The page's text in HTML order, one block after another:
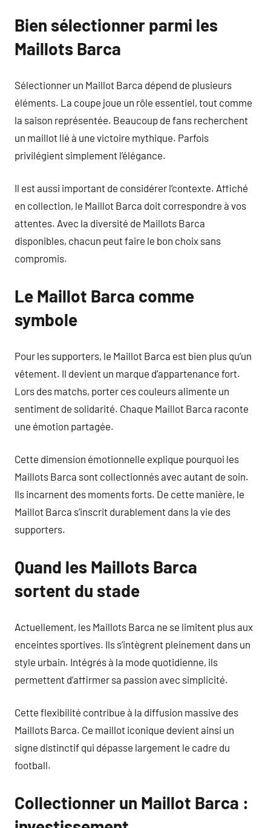
Bien sélectionner parmi les
Maillots Barca
Sélectionner un Maillot Barca dépend de plusieurs
éléments. La coupe joue un rôle essentiel, tout comme
la saison représentée. Beaucoup de fans recherchent
un maillot lié à une victoire mythique. Parfois
privilégient simplement l’élégance.
Il est aussi important de considérer l’contexte. Affiché
en collection, le Maillot Barca doit correspondre à vos
attentes. Avec la diversité de Maillots Barca
disponibles, chacun peut faire le bon choix sans
compromis.
Le Maillot Barca comme
symbole
Pour les supporters, le Maillot Barca est bien plus qu’un
vêtement. Il devient un marque d’appartenance fort.
Lors des matchs, porter ces couleurs alimente un
sentiment de solidarité. Chaque Maillot Barca raconte
une émotion partagée.
Cette dimension émotionnelle explique pourquoi les
Maillots Barca sont collectionnés avec autant de soin.
Ils incarnent des moments forts. De cette manière, le
Maillot Barca s’inscrit durablement dans la vie des
supporters.
Quand les Maillots Barca
sortent du stade
Actuellement, les Maillots Barca ne se limitent plus aux
enceintes sportives. Ils s’intègrent pleinement dans un
style urbain. Intégrés à la mode quotidienne, ils
permettent d’affirmer sa passion avec simplicité.
Cette flexibilité contribue à la diffusion massive des
Maillots Barca. Ce maillot iconique devient ainsi un
signe distinctif qui dépasse largement le cadre du
football.
Collectionner un Maillot Barca :